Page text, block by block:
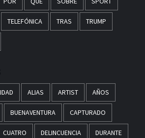
TELEFÓNICA TRAS TRUMP
ALIAS ARTIST AÑOS
BUENAVENTURA CAPTURADO
CUATRO DELINCUENCIA DURANTE